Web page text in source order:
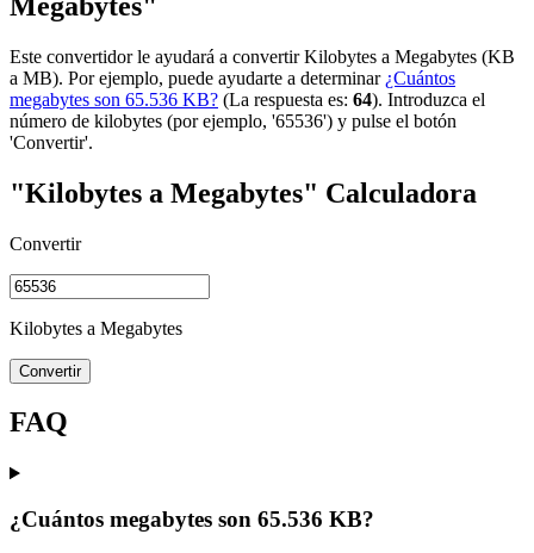
Este convertidor le ayudará a convertir Kilobytes a Megabytes (KB
a MB). Por ejemplo, puede ayudarte a determinar ¿Cuántos
megabytes son 65.536 KB? (La respuesta es: 64). Introduzca el
número de kilobytes (por ejemplo, '65536') y pulse el botón
'Convertir'.
"Kilobytes a Megabytes" Calculadora
Convertir
Kilobytes a Megabytes
Convertir
FAQ
¿Cuántos megabytes son 65.536 KB?